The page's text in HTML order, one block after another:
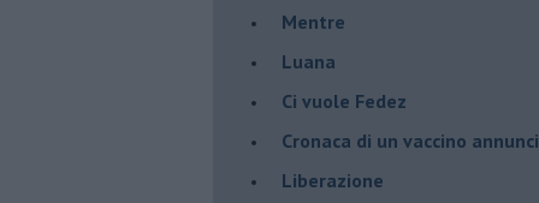
​Mentre
Luana
​Ci vuole Fedez
​Cronaca di un vaccino
​Liberazione